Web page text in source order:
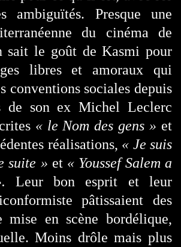
ambiguïtés. Presque une
du cinéma de
sait le goût de Kasmi pour
libres et amoraux qui
conventions sociales depuis
de son ex Michel Leclerc
« le Nom des gens » et
réalisations, « Je suis
suite » et « Youssef Salem a
Leur bon esprit et leur
pâtissaient des
mise en scène bordélique,
Moins drôle mais plus